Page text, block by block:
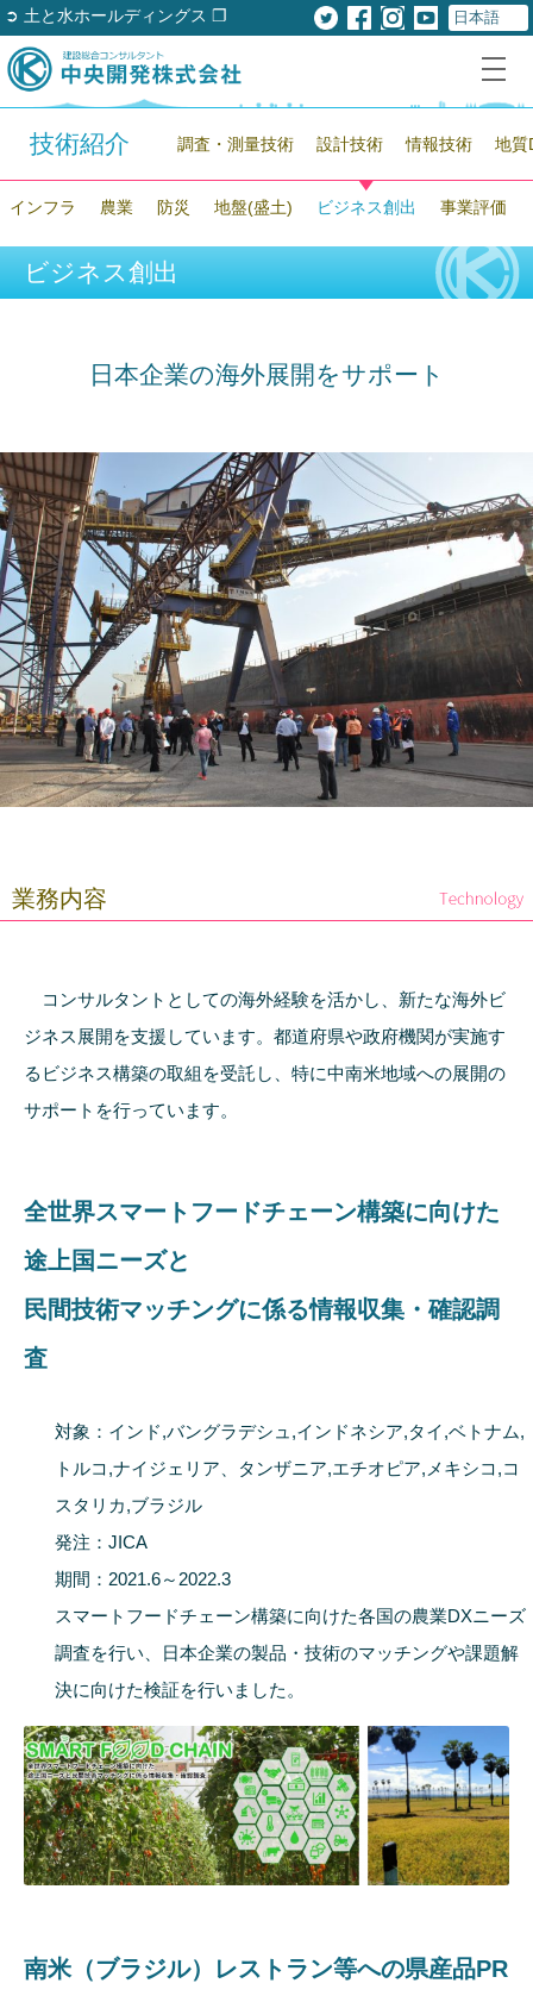
➲ 土と水ホールディングス ❐
技術紹介 調査・測量技術 設計技術 情報技術 地質
インフラ 農業 防災 地盤(盛土) ビジネス創出 事業評価
ビジネス創出
日本企業の海外展開をサポート
業務内容
コンサルタントとしての海外経験を活かし、新たな海外ビ
ジネス展開を支援しています。都道府県や政府機関が実施す
るビジネス構築の取組を受託し、特に中南米地域への展開の
サポートを行っています。
全世界スマートフードチェーン構築に向けた
途上国ニーズと
民間技術マッチングに係る情報収集・確認調
査
対象：インド,バングラデシュ,インドネシア,タイ,ベトナム,
トルコ,ナイジェリア、タンザニア,エチオピア,メキシコ,コ
スタリカ,ブラジル
発注：JICA
期間：2021.6～2022.3
スマートフードチェーン構築に向けた各国の農業DXニーズ
調査を行い、日本企業の製品・技術のマッチングや課題解
決に向けた検証を行いました。
南米（ブラジル）レストラン等への県産品PR